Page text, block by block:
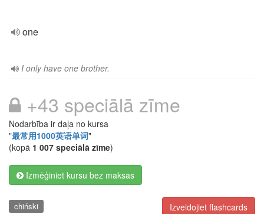
one
I only have one brother.
+43 speciālā zīme
Nodarbība ir daļa no kursa
"最常用1000英语单词"
(kopā 1 007 speciālā zīme)
Izmēģiniet kursu bez maksas
Izveidojiet flashcards
chiński